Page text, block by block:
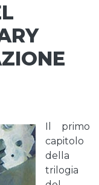
Il primo
capitolo
della
trilogia